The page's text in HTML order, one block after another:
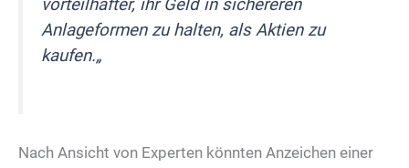
vorteilhafter, ihr Geld in sichereren
Anlageformen zu halten, als Aktien zu
kaufen.„
Nach Ansicht von Experten könnten Anzeichen einer